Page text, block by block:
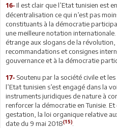
16- Il est clair que l’Etat tunisien est
décentralisation ce qui n’est pas
constituants à la démocratie
une meilleure notation
étrange aux slogans de la révolution,
recommandations et consignes
gouvernance et à la démocratie
17- Soutenu par la société civile et
l’Etat tunisien s’est engagé dans la
instruments juridiques de nature à
renforcer la démocratie en Tunisie. Et
gestation, la loi organique relative
date du 9 mai 2018(15)